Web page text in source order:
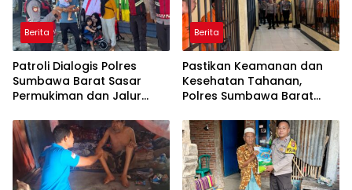
Berita
Patroli Dialogis Polres
Sumbawa Barat Sasar
Permukiman dan Jalur
Tetap Kondusif
Berita
Pastikan Keamanan dan
Kesehatan Tahanan,
Polres Sumbawa Barat
Rutan Secara Berkala